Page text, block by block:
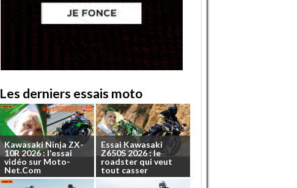
Les derniers essais moto
KawasakiNinja ZX-
10R2026: l'essai
vidéo sur Moto-
Net.Com
EssaiKawasaki
Z650S 2026:le
roadster qui veut
tout casser